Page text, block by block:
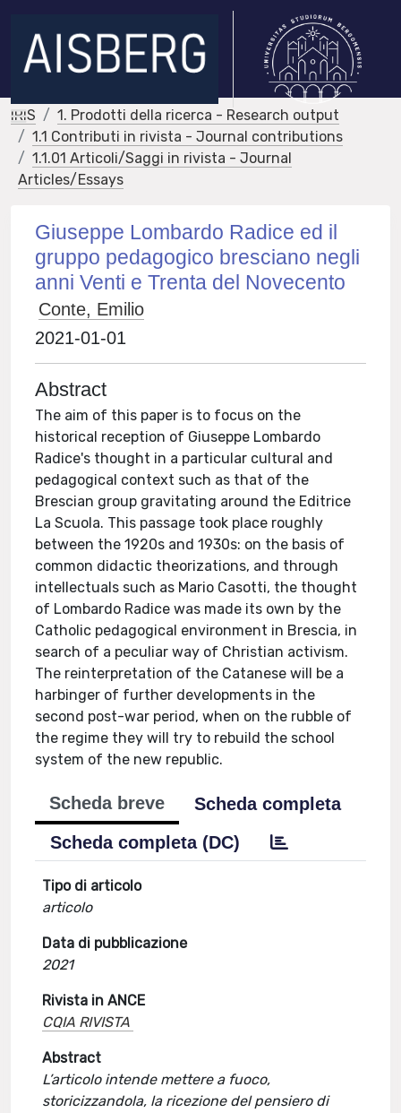
IRIS
1. Prodotti della ricerca - Research output
1.1 Contributi in rivista - Journal contributions
1.1.01 Articoli/Saggi in rivista - Journal
Articles/Essays
Giuseppe Lombardo Radice ed il
gruppo pedagogico bresciano negli
anni Venti e Trenta del Novecento
Conte, Emilio
2021-01-01
Abstract
The aim of this paper is to focus on the
historical reception of Giuseppe Lombardo
Radice's thought in a particular cultural and
pedagogical context such as that of the
Brescian group gravitating around the Editrice
La Scuola. This passage took place roughly
between the 1920s and 1930s: on the basis of
common didactic theorizations, and through
intellectuals such as Mario Casotti, the thought
of Lombardo Radice was made its own by the
Catholic pedagogical environment in Brescia, in
search of a peculiar way of Christian activism.
The reinterpretation of the Catanese will be a
harbinger of further developments in the
second post-war period, when on the rubble of
the regime they will try to rebuild the school
system of the new republic.
Scheda breve
Scheda completa
Scheda completa (DC)
Tipo di articolo
articolo
Data di pubblicazione
2021
Rivista in ANCE
CQIA RIVISTA
Abstract
L’articolo intende mettere a fuoco,
storicizzandola, la ricezione del pensiero di